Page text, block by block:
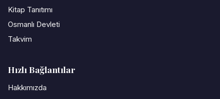
Kitap Tanıtımı
Osmanlı Devleti
Takvim
Hızlı Bağlantılar
Hakkımızda